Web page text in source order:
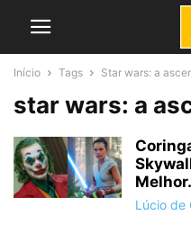
Início Tags Star wars: a
star wars: a
Lúcio de